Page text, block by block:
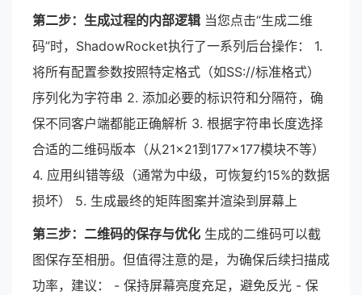
第二步：生成过程的内部逻辑 当您点击“生成二维
码”时，ShadowRocket执行了一系列后台操作： 1.
将所有配置参数按照特定格式（如SS://标准格式）
序列化为字符串 2. 添加必要的标识符和分隔符，确
保不同客户端都能正确解析 3. 根据字符串长度选择
合适的二维码版本（从21×21到177×177模块不等）
4. 应用纠错等级（通常为中级，可恢复约15%的数据
损坏） 5. 生成最终的矩阵图案并渲染到屏幕上
第三步：二维码的保存与优化 生成的二维码可以截
图保存至相册。但值得注意的是，为确保后续扫描成
功率，建议： - 保持屏幕亮度充足，避免反光 - 保